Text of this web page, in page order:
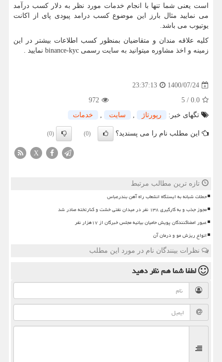
است یعنی شما تنها با انجام خدمات مورد نظر به دلار کسب درآمد
می نمایید مثال بارز این موضوع کسب درامد پیودی پای از اکانت
یوتیوب می باشد.
کلیه علاقه مندان و متقاضیان بمنظور کسب اطلاعات بیشتر در این
زمینه و اخذ مشاوره میتوانید به سایت رسمی binance-kyc نمایید .
1400/07/24
23:37:13
0.0
/
5
972
تگهای خبر:
رپورتاژ , سایت , خدمات
این مطلب نام را می پسندید؟ (0)
(0)
X
تازه ترین مطالب مرتبط
حملات شبانه به ایستگاه انشعاب راه آهن بندرعباس
مجوز جذب و به کارگیری ۱۳۸ نفر در میدان نفتی خشت و کنارتخته صادر شد
عبور امضاکنندگان پویش حامیان بیانیه مجلس خبرگان از ۱۷هزار نفر
انواع ریزش مو و درمان آن
نظرات بینندگان نام در مورد این مطلب
لطفا شما همنظر دهید